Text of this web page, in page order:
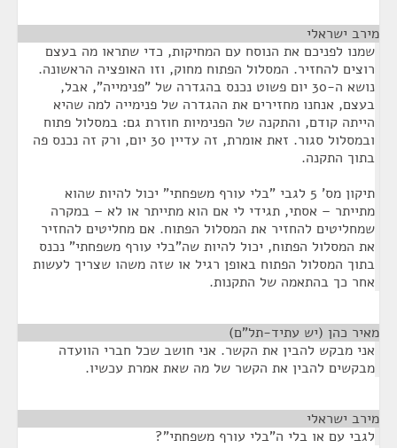
מירב ישראלי
שמנו לפניכם את הנוסח עם המחיקות, כדי שתראו מה בעצם
רוצים להחזיר. המסלול הפתוח מחוק, וזו האופציה הראשונה.
נושא ה-30 יום פשוט נכנס בהגדרה של "פנימייה", אבל,
בעצם, אנחנו מחזירים את ההגדרה של פנימייה למה שהיא
הייתה קודם, והתקנה של הפנימיות חוזרת גם: במסלול פתוח
ובמסלול סגור. זאת אומרת, זה עדיין 30 יום, ורק זה נכנס פה
בתוך התקנה.
תיקון מס' 5 לגבי "בלי עורף משפחתי" יכול להיות שהוא
מתייתר – אסתי, תגידי לי אם הוא מתייתר או לא – במקרה
שמחליטים להחזיר את המסלול הפתוח. אם מחליטים להחזיר
את המסלול הפתוח, יכול להיות שה"בלי עורף משפחתי" נכנס
בתוך המסלול הפתוח באופן רגיל או שזה משהו שצריך לעשות
אחר כך בהתאמה של התקנות.
מאיר כהן (יש עתיד-תל"ם)
אני מבקש להבין את הקשר. אני חושב שכל חברי הוועדה
מבקשים להבין את הקשר של מה שאת אמרת עכשיו.
מירב ישראלי
לגבי עם או בלי ה"בלי עורף משפחתי"?